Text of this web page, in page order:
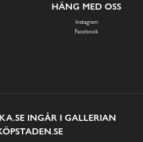
HÄNG MED OSS
Instagram
Facebook
INGÅR I GALLERIAN